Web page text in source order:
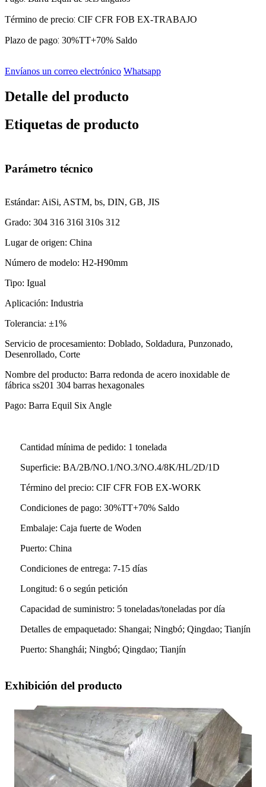
Término de precio: CIF CFR FOB EX-TRABAJO
Plazo de pago: 30%TT+70% Saldo
Envíanos un correo electrónico Whatsapp
Detalle del producto
Etiquetas de producto
Parámetro técnico
Estándar: AiSi, ASTM, bs, DIN, GB, JIS
Grado: 304 316 316l 310s 312
Lugar de origen: China
Número de modelo: H2-H90mm
Tipo: Igual
Aplicación: Industria
Tolerancia: ±1%
Servicio de procesamiento: Doblado, Soldadura, Punzonado,
Desenrollado, Corte
Nombre del producto: Barra redonda de acero inoxidable de
fábrica ss201 304 barras hexagonales
Pago: Barra Equil Six Angle
Cantidad mínima de pedido: 1 tonelada
Superficie: BA/2B/NO.1/NO.3/NO.4/8K/HL/2D/1D
Término del precio: CIF CFR FOB EX-WORK
Condiciones de pago: 30%TT+70% Saldo
Embalaje: Caja fuerte de Woden
Puerto: China
Condiciones de entrega: 7-15 días
Longitud: 6 o según petición
Capacidad de suministro: 5 toneladas/toneladas por día
Detalles de empaquetado: Shangai; Ningbó; Qingdao; Tianjín
Puerto: Shanghái; Ningbó; Qingdao; Tianjín
Exhibición del producto